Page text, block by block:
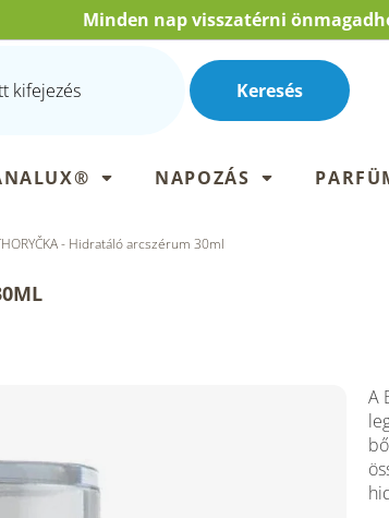
Minden nap visszatérni
Keresés
NAPOZÁS
- Hidratáló arcszérum 30ml
A